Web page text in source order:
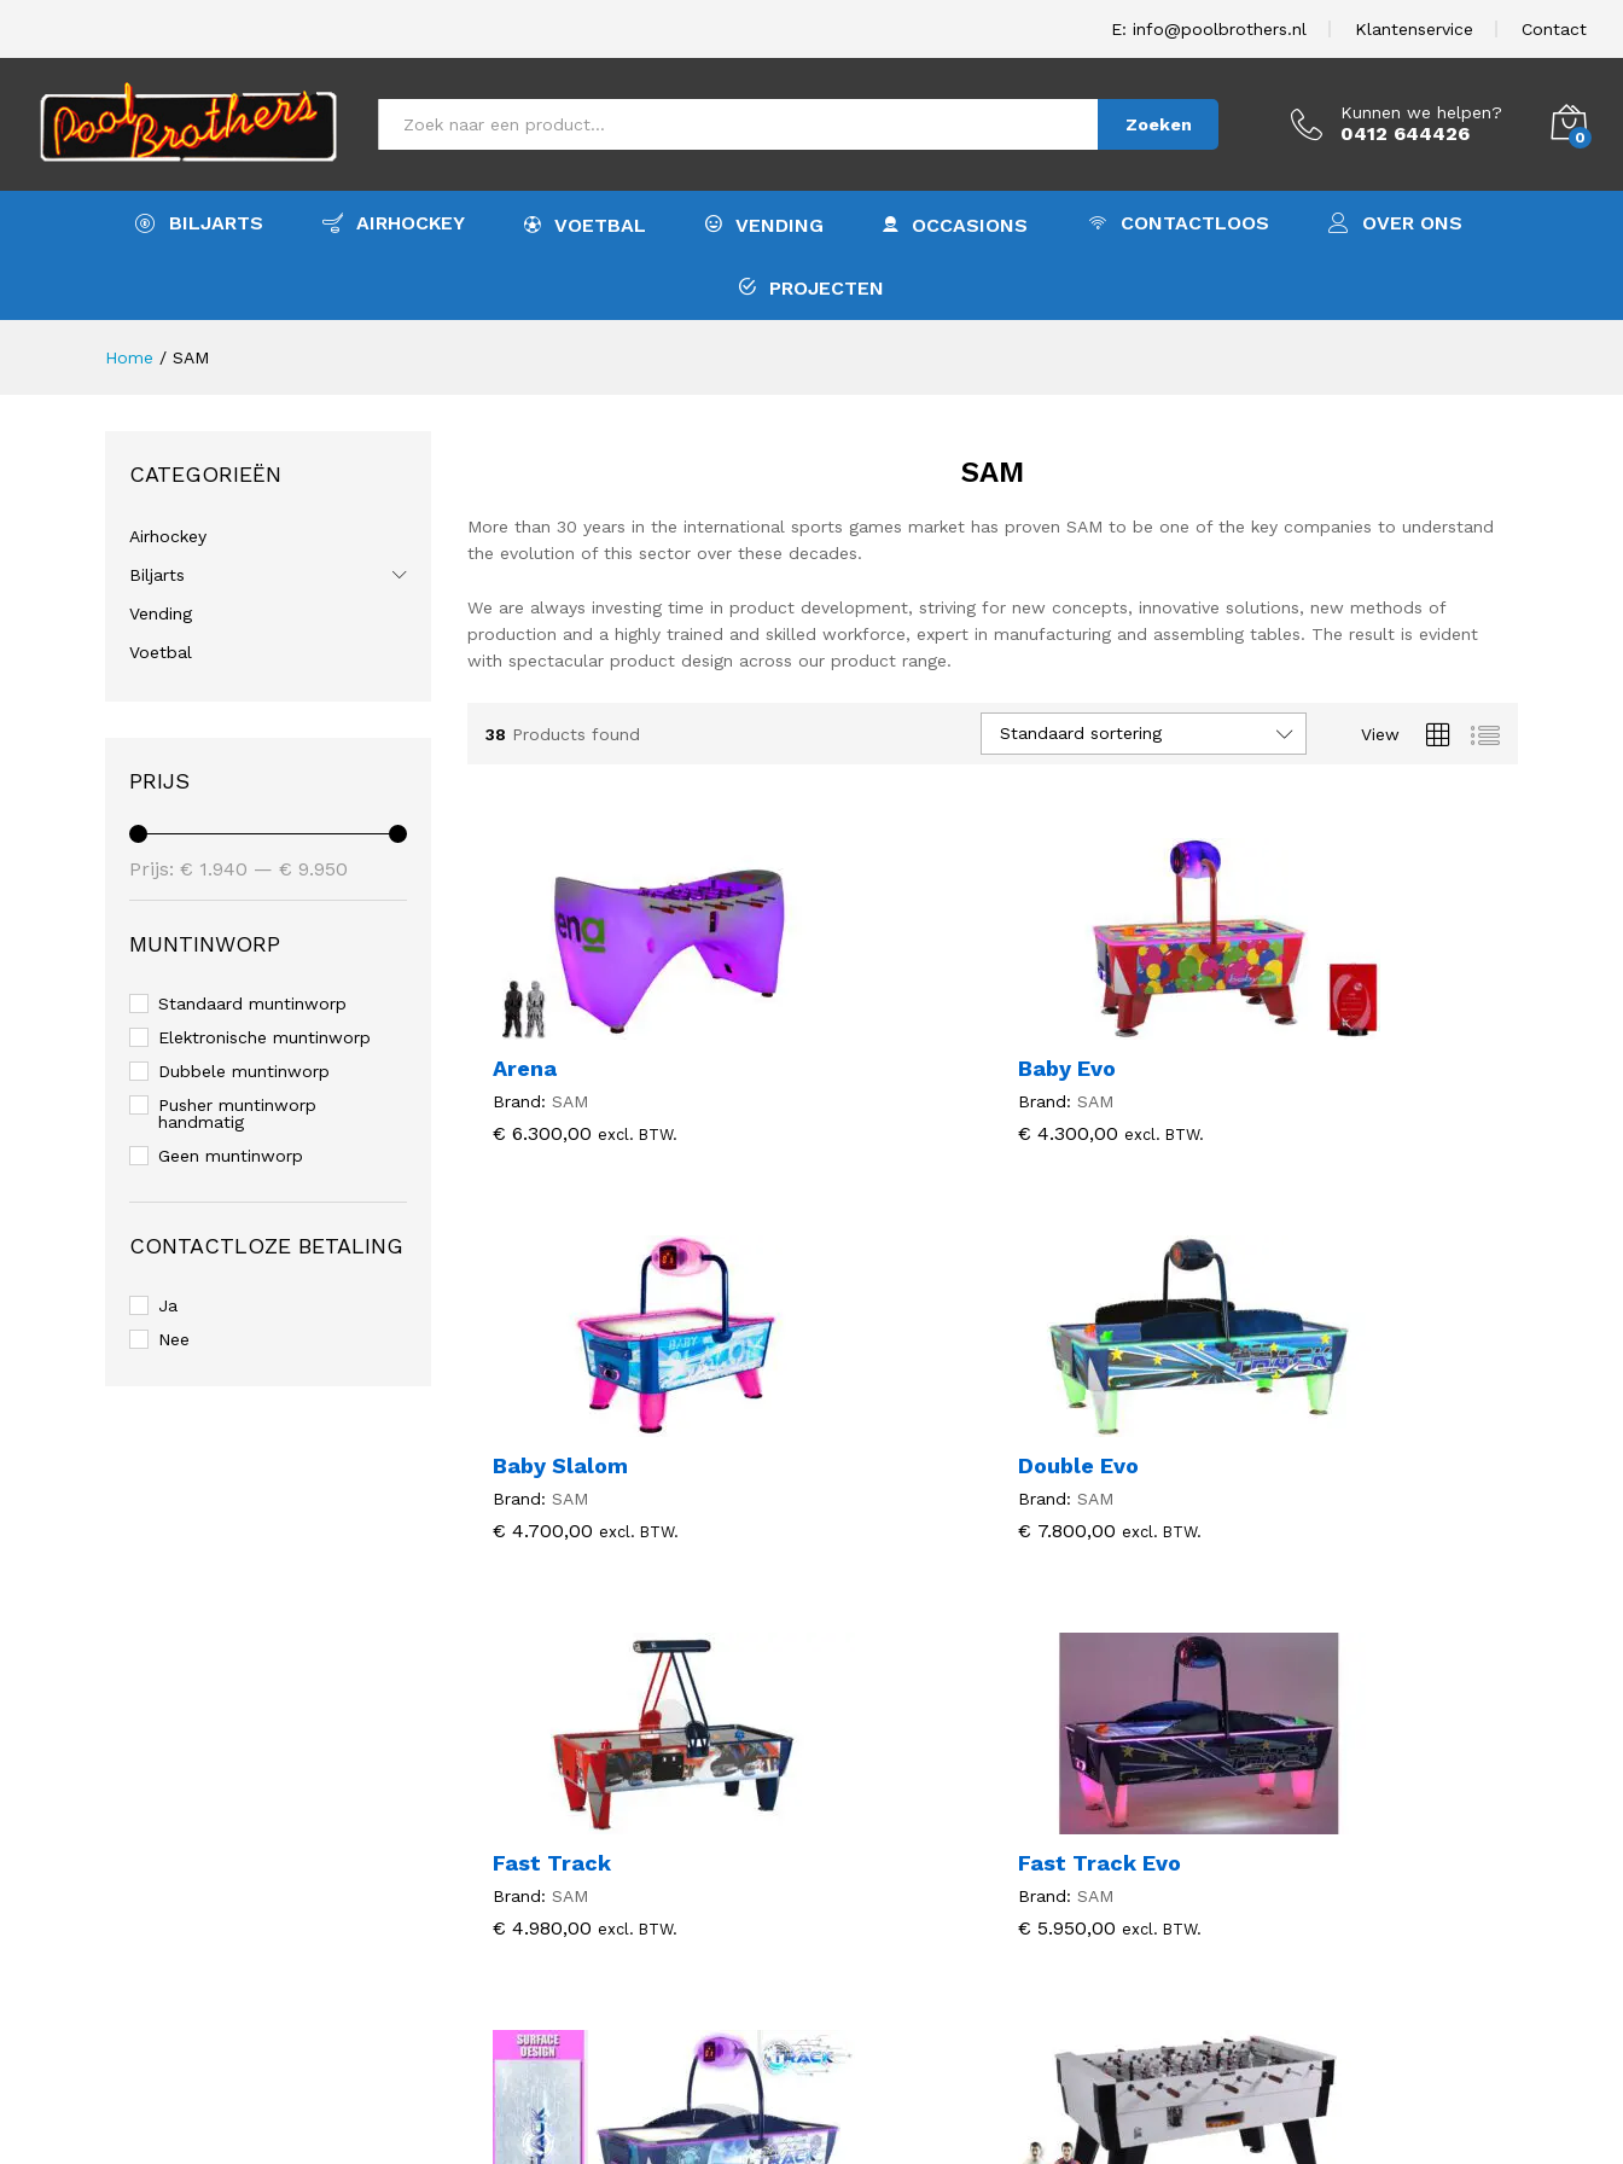
E: info@poolbrothers.nl Klantenservice Contact
Zoeken
Kunnen we helpen?
0412 644426 0
BILJARTS AIRHOCKEY VOETBAL VENDING OCCASIONS CONTACTLOOS OVER ONS
PROJECTEN
Home / SAM
SAM
More than 30 years in the international sports games market has proven SAM to be one of the key companies to understand
the evolution of this sector over these decades.
We are always investing time in product development, striving for new concepts, innovative solutions, new methods of
production and a highly trained and skilled workforce, expert in manufacturing and assembling tables. The result is evident
with spectacular product design across our product range.
38 Products found View
Standaard sortering
Arena
Brand: SAM
€ 6.300,00 excl. BTW.
€ 6.300,00
Baby Evo
Brand: SAM
€ 4.300,00 excl. BTW.
€ 4.300,00
Baby Slalom
Brand: SAM
€ 4.700,00 excl. BTW.
€ 4.700,00
Double Evo
Brand: SAM
€ 7.800,00 excl. BTW.
€ 7.800,00
Fast Track
Brand: SAM
€ 4.980,00 excl. BTW.
€ 4.980,00
Fast Track Evo
Brand: SAM
€ 5.950,00 excl. BTW.
€ 5.950,00
CATEGORIEËN
Airhockey
Biljarts
Vending
Voetbal
PRIJS
prijs
prijs
Prijs: € 1.940 — € 9.950
MUNTINWORP
Standaard muntinworp
Elektronische muntinworp
Dubbele muntinworp
Pusher muntinworp
handmatig
Geen muntinworp
CONTACTLOZE BETALING
Ja
Nee